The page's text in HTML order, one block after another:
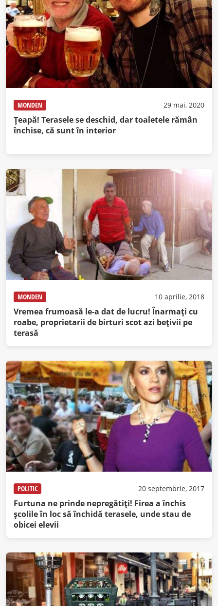
MONDEN 29 mai, 2020
Ţeapă! Terasele se deschid, dar toaletele rămân
închise, că sunt în interior
MONDEN 10 aprilie, 2018
Vremea frumoasă le-a dat de lucru! Înarmaţi cu
roabe, proprietarii de birturi scot azi beţivii pe
terasă
POLITIC 20 septembrie, 2017
Furtuna ne prinde nepregătiți! Firea a închis
şcolile în loc să închidă terasele, unde stau de
obicei elevii